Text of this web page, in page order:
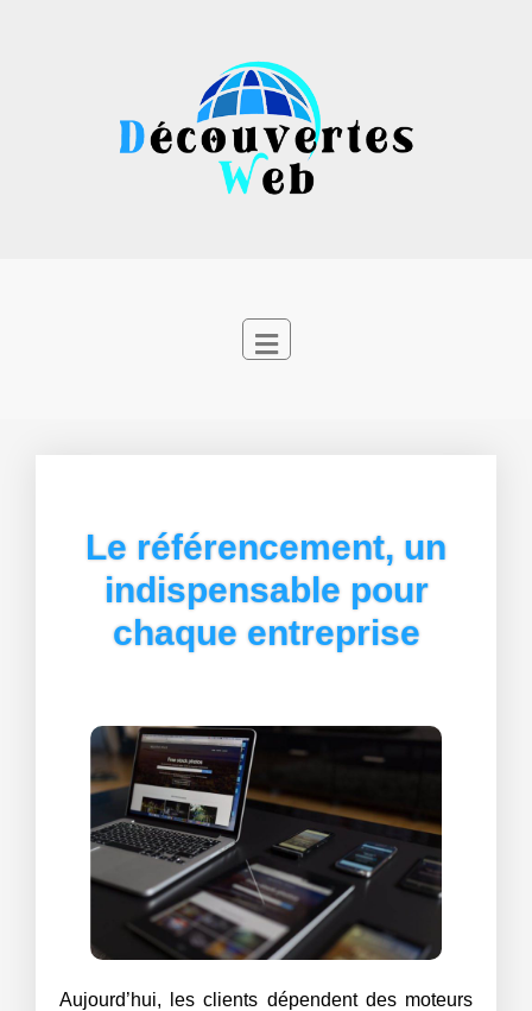
Le référencement, un
indispensable pour
chaque entreprise
Aujourd’hui, les clients dépendent des moteurs